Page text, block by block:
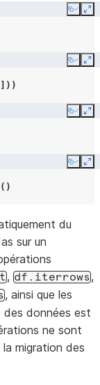
Copy
Copy
]))
Copy
Copy
()
du
sur un
, df.iterrows,
, ainsi que les
données est
ne sont
migration des